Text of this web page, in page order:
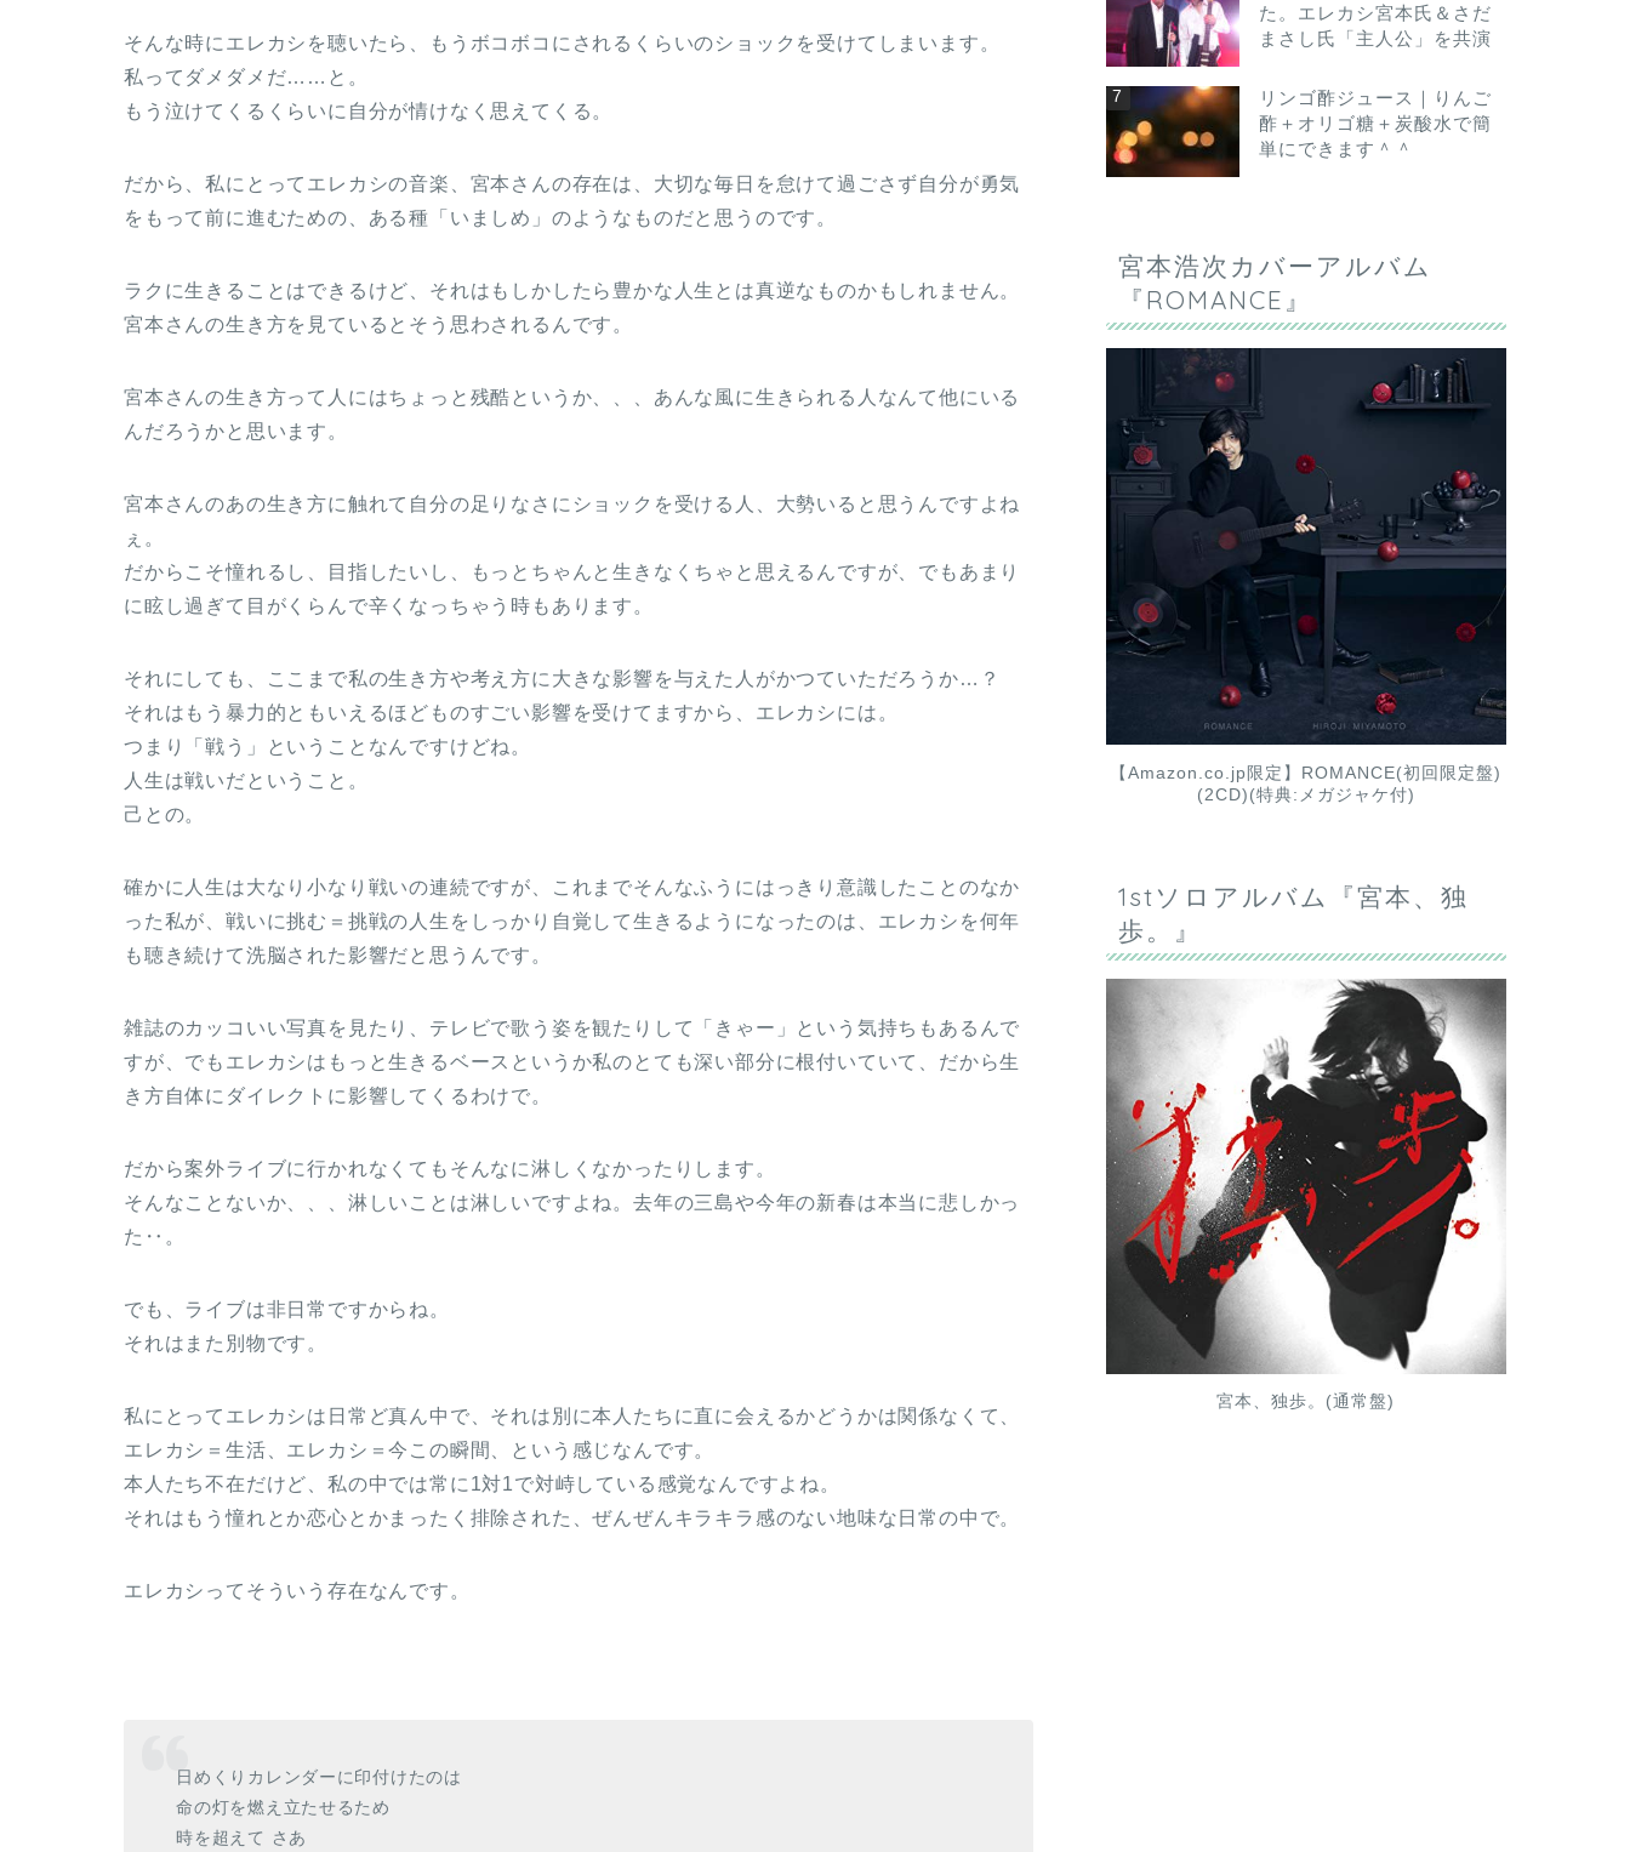
そんな時にエレカシを聴いたら、もうボコボコにされるくらいのショックを受けてしまいます。
私ってダメダメだ……と。
もう泣けてくるくらいに自分が情けなく思えてくる。
だから、私にとってエレカシの音楽、宮本さんの存在は、大切な毎日を怠けて過ごさず自分が勇気
をもって前に進むための、ある種「いましめ」のようなものだと思うのです。
ラクに生きることはできるけど、それはもしかしたら豊かな人生とは真逆なものかもしれません。
宮本さんの生き方を見ているとそう思わされるんです。
宮本さんの生き方って人にはちょっと残酷というか、、、あんな風に生きられる人なんて他にいる
んだろうかと思います。
宮本さんのあの生き方に触れて自分の足りなさにショックを受ける人、大勢いると思うんですよね
ぇ。
だからこそ憧れるし、目指したいし、もっとちゃんと生きなくちゃと思えるんですが、でもあまり
に眩し過ぎて目がくらんで辛くなっちゃう時もあります。
それにしても、ここまで私の生き方や考え方に大きな影響を与えた人がかつていただろうか…？
それはもう暴力的ともいえるほどものすごい影響を受けてますから、エレカシには。
つまり「戦う」ということなんですけどね。
人生は戦いだということ。
己との。
確かに人生は大なり小なり戦いの連続ですが、これまでそんなふうにはっきり意識したことのなか
った私が、戦いに挑む＝挑戦の人生をしっかり自覚して生きるようになったのは、エレカシを何年
も聴き続けて洗脳された影響だと思うんです。
雑誌のカッコいい写真を見たり、テレビで歌う姿を観たりして「きゃー」という気持ちもあるんで
すが、でもエレカシはもっと生きるベースというか私のとても深い部分に根付いていて、だから生
き方自体にダイレクトに影響してくるわけで。
だから案外ライブに行かれなくてもそんなに淋しくなかったりします。
そんなことないか、、、淋しいことは淋しいですよね。去年の三島や今年の新春は本当に悲しかっ
た‥。
でも、ライブは非日常ですからね。
それはまた別物です。
私にとってエレカシは日常ど真ん中で、それは別に本人たちに直に会えるかどうかは関係なくて、
エレカシ＝生活、エレカシ＝今この瞬間、という感じなんです。
本人たち不在だけど、私の中では常に1対1で対峙している感覚なんですよね。
それはもう憧れとか恋心とかまったく排除された、ぜんぜんキラキラ感のない地味な日常の中で。
エレカシってそういう存在なんです。
日めくりカレンダーに印付けたのは
命の灯を燃え立たせるため
時を超えて さあ
た。エレカシ宮本氏＆さだ
まさし氏「主人公」を共演
リンゴ酢ジュース｜りんご
酢＋オリゴ糖＋炭酸水で簡
単にできます＾＾
宮本浩次カバーアルバム
『ROMANCE』
【Amazon.co.jp限定】ROMANCE(初回限定盤)
(2CD)(特典:メガジャケ付)
1stソロアルバム『宮本、独
歩。』
宮本、独歩。(通常盤)